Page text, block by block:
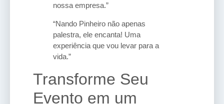
nossa empresa.”
“Nando Pinheiro não apenas
palestra, ele encanta! Uma
experiência que vou levar para a
vida.”
Transforme Seu
Evento em um